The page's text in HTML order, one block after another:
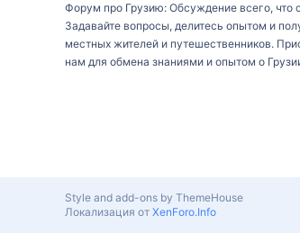
Форум про Грузию: Обсуждение всего, что
Задавайте вопросы, делитесь опытом и
местных жителей и путешественников.
нам для обмена знаниями и опытом о
Style and add-ons by ThemeHouse
Локализация от XenForo.Info